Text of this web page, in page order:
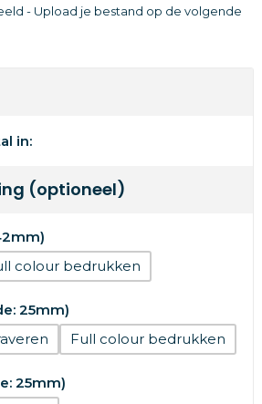
- Upload je bestand op de volgende
in:
(optioneel)
colour
25mm)
Full colour
25mm)